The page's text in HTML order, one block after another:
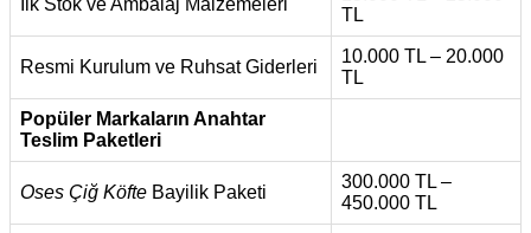
İlk Stok ve Ambalaj Malzemeleri
TL
Resmi Kurulum ve Ruhsat Giderleri
10.000 TL – 20.000
TL
Popüler Markaların Anahtar
Teslim Paketleri
Oses Çiğ Köfte Bayilik Paketi
300.000 TL –
450.000 TL